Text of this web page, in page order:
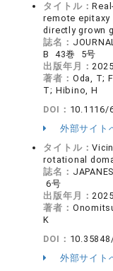
タイトル：
remote
directly grown
誌名：
B 43巻 5号
出版年月：
著者： Oda, T;
T; Hibino, H
DOI： 10.1116/
外部サイト
タイトル：
rotational
誌名：
6号
出版年月：
著者：
K
DOI：
外部サイト